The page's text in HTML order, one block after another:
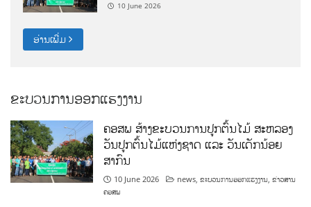
10 June 2026
ອ່ານເພີ່ມ
ຂະບວນການອອກແຮງງານ
ຄອສພ ສ້າງຂະບວນການປູກຕົ້ນໄມ້ ສະຫລອງ
ວັນປູກຕົ້ນໄມ້ແຫ່ງຊາດ ແລະ ວັນເດັກນ້ອຍ
ສາກົນ
10 June 2026 news,ຂະບວນການອອກແຮງງານ,ຂ່າວສານ
ຄອສພ